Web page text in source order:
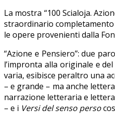
La mostra “100 Scialoja.
straordinario completamento
le opere provenienti dalla
“Azione e Pensiero”: due
l’impronta alla originale e
varia, esibisce peraltro una
– e grande – ma anche
narrazione letteraria e
– e i Versi del senso perso